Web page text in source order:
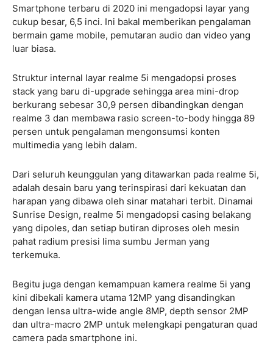
Smartphone terbaru di 2020 ini mengadopsi layar yang
cukup besar, 6,5 inci. Ini bakal memberikan pengalaman
bermain game mobile, pemutaran audio dan video yang
luar biasa.
Struktur internal layar realme 5i mengadopsi proses
stack yang baru di-upgrade sehingga area mini-drop
berkurang sebesar 30,9 persen dibandingkan dengan
realme 3 dan membawa rasio screen-to-body hingga 89
persen untuk pengalaman mengonsumsi konten
multimedia yang lebih dalam.
Dari seluruh keunggulan yang ditawarkan pada realme 5i,
adalah desain baru yang terinspirasi dari kekuatan dan
harapan yang dibawa oleh sinar matahari terbit. Dinamai
Sunrise Design, realme 5i mengadopsi casing belakang
yang dipoles, dan setiap butiran diproses oleh mesin
pahat radium presisi lima sumbu Jerman yang
terkemuka.
Begitu juga dengan kemampuan kamera realme 5i yang
kini dibekali kamera utama 12MP yang disandingkan
dengan lensa ultra-wide angle 8MP, depth sensor 2MP
dan ultra-macro 2MP untuk melengkapi pengaturan quad
camera pada smartphone ini.